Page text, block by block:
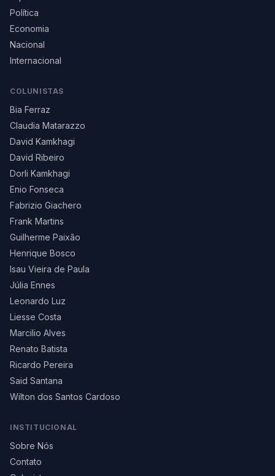
Política
Economia
Nacional
Internacional
COLUNISTAS
Bia Ferraz
Claudia Matarazzo
David Kamkhagi
David Ribeiro
Dorli Kamkhagi
Enio Fonseca
Fabrizio Giachero
Frank Martins
Guilherme Paixão
Henrique Bosco
Isau Vieira de Paula
Júlia Ennes
Leonardo Luz
Liesse Costa
Marcilio Alves
Renato Batista
Ricardo Pereira
Said Santana
Wilton dos Santos Cardoso
INSTITUCIONAL
Sobre Nós
Contato